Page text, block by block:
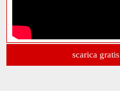
scarica gratis